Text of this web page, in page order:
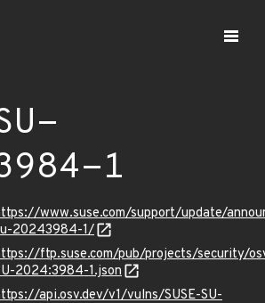
1
www.suse.com/support/update/
20243984-1/
ftp.suse.com/pub/projects/security/
2024:3984-1.json
api.osv.dev/v1/vulns/SUSE-SU-